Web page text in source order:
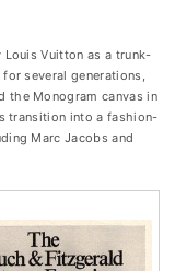
Vuitton as a trunk-
several generations,
the Monogram canvas in
transition into a fashion-
Marc Jacobs and